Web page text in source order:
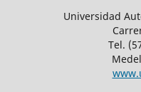
Universidad
Tel.